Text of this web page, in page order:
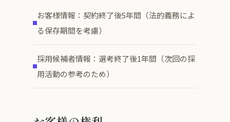
お客様情報：契約終了後5年間（法的義務によ
る保存期間を考慮）
採用候補者情報：選考終了後1年間（次回の採
用活動の参考のため）